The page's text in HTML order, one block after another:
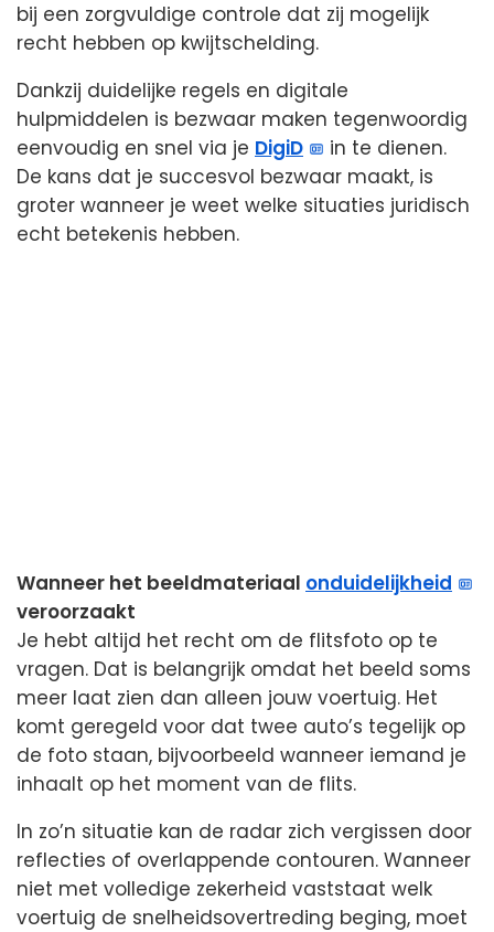
bij een zorgvuldige controle dat zij mogelijk
recht hebben op kwijtschelding.
Dankzij duidelijke regels en digitale
hulpmiddelen is bezwaar maken tegenwoordig
eenvoudig en snel via je DigiD
in te dienen.
De kans dat je succesvol bezwaar maakt, is
groter wanneer je weet welke situaties juridisch
echt betekenis hebben.
Wanneer het beeldmateriaal onduidelijkheid
veroorzaakt
Je hebt altijd het recht om de flitsfoto op te
vragen. Dat is belangrijk omdat het beeld soms
meer laat zien dan alleen jouw voertuig. Het
komt geregeld voor dat twee auto’s tegelijk op
de foto staan, bijvoorbeeld wanneer iemand je
inhaalt op het moment van de flits.
In zo’n situatie kan de radar zich vergissen door
reflecties of overlappende contouren. Wanneer
niet met volledige zekerheid vaststaat welk
voertuig de snelheidsovertreding beging, moet